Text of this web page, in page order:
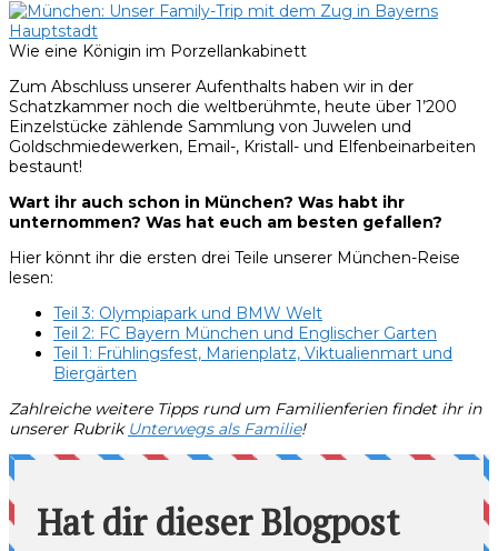
Wie eine Königin im Porzellankabinett
Zum Abschluss unserer Aufenthalts haben wir in der
Schatzkammer noch die weltberühmte, heute über 1’200
Einzelstücke zählende Sammlung von Juwelen und
Goldschmiedewerken, Email-, Kristall- und Elfenbeinarbeiten
bestaunt!
Wart ihr auch schon in München? Was habt ihr
unternommen? Was hat euch am besten gefallen?
Hier könnt ihr die ersten drei Teile unserer München-Reise
lesen:
Teil 3: Olympiapark und BMW Welt
Teil 2: FC Bayern München und Englischer Garten
Teil 1: Frühlingsfest, Marienplatz, Viktualienmart und
Biergärten
Zahlreiche weitere Tipps rund um Familienferien findet ihr in
unserer Rubrik Unterwegs als Familie!